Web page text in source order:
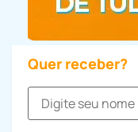
Quer receber?